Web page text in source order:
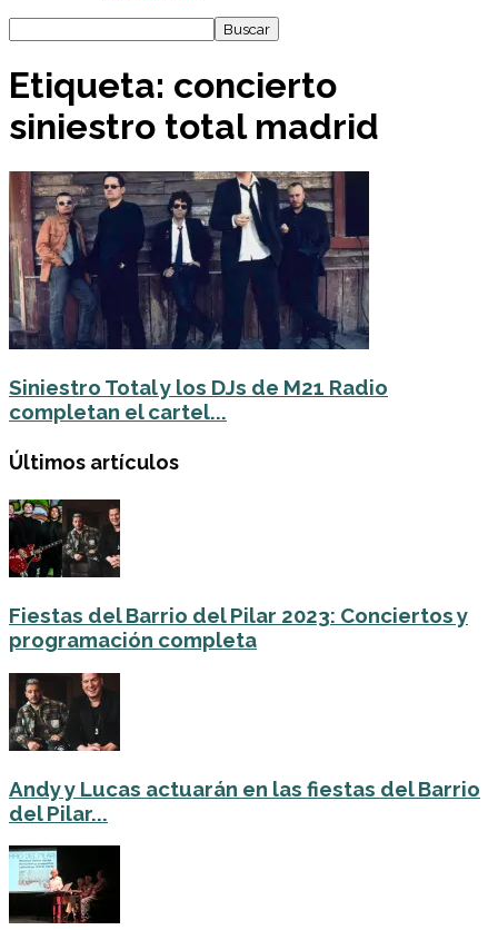
Etiqueta: concierto
siniestro total madrid
Siniestro Total y los DJs de M21 Radio
completan el cartel...
Últimos artículos
Fiestas del Barrio del Pilar 2023: Conciertos y
programación completa
Andy y Lucas actuarán en las fiestas del Barrio
del Pilar...